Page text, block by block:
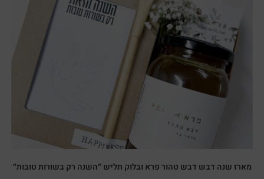
מארז שנה דבש דבש טהור פרא ובלוק תליש ״השנה רק בשורות טובות״